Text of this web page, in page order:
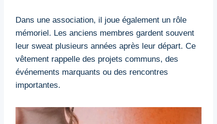
Dans une association, il joue également un rôle
mémoriel. Les anciens membres gardent souvent
leur sweat plusieurs années après leur départ. Ce
vêtement rappelle des projets communs, des
événements marquants ou des rencontres
importantes.